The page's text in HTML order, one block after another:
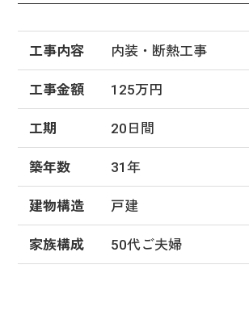
工事内容 内装・断熱工事
工事金額 125万円
工期 20日間
築年数 31年
建物構造 戸建
家族構成 50代ご夫婦